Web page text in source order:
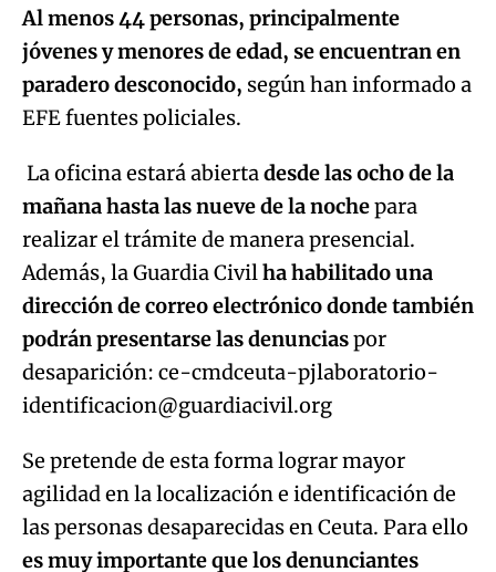
Al menos 44 personas, principalmente
jóvenes y menores de edad, se encuentran en
paradero desconocido, según han informado a
EFE fuentes policiales.
La oficina estará abiertadesde las ocho de la
mañana hasta las nueve de la nochepara
realizar el trámite de manera presencial.
Además, la Guardia Civilha habilitado una
dirección de correo electrónico donde también
podrán presentarse las denunciaspor
desaparición: ce-cmdceuta-pjlaboratorio-
identificacion@guardiacivil.org
Se pretende de esta forma lograr mayor
agilidad en la localización e identificación de
las personas desaparecidas en Ceuta. Para ello
es muy importante que los denunciantes